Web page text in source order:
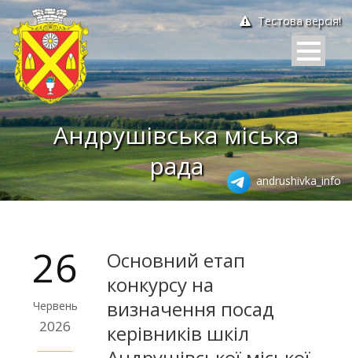
Тестова версія!
Андрушівська міська
рада
andrushivka_info
26
Червень
2026
Основний етап
конкурсу на
визначення посад
керівників шкіл